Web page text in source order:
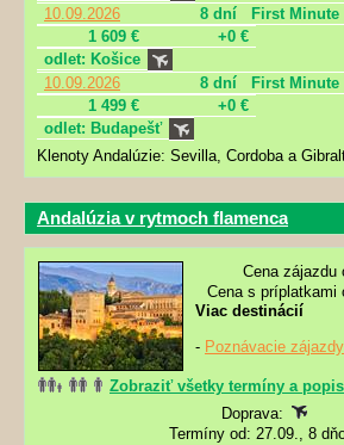
10.09.2026
8 dní
First Minute
1 609 €
+0 €
odlet: Košice
10.09.2026
8 dní
First Minute
1 499 €
+0 €
odlet: Budapešť
Klenoty Andalúzie: Sevilla, Cordoba a
Andalúzia v rytmoch flamenca
Cena zájazdu
Cena s príplatkami
Viac destinácií
- Poznávacie zájazdy
Zobraziť všetky termíny a
Doprava:
Termíny od: 27.09., 8